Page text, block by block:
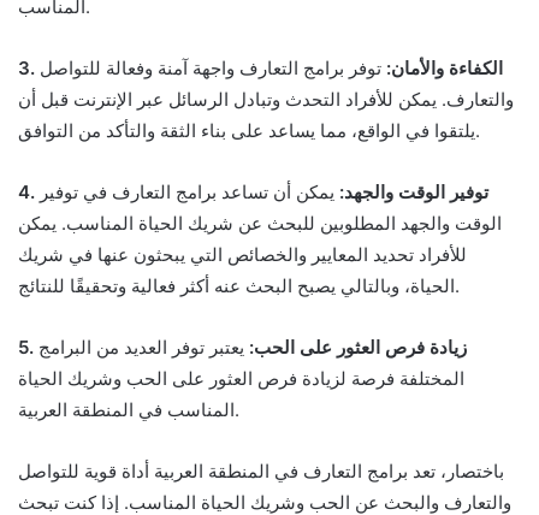
المناسب.
3. الكفاءة والأمان: توفر برامج التعارف واجهة آمنة وفعالة للتواصل
والتعارف. يمكن للأفراد التحدث وتبادل الرسائل عبر الإنترنت قبل أن
يلتقوا في الواقع، مما يساعد على بناء الثقة والتأكد من التوافق.
4. توفير الوقت والجهد: يمكن أن تساعد برامج التعارف في توفير
الوقت والجهد المطلوبين للبحث عن شريك الحياة المناسب. يمكن
للأفراد تحديد المعايير والخصائص التي يبحثون عنها في شريك
الحياة، وبالتالي يصبح البحث عنه أكثر فعالية وتحقيقًا للنتائج.
5. زيادة فرص العثور على الحب: يعتبر توفر العديد من البرامج
المختلفة فرصة لزيادة فرص العثور على الحب وشريك الحياة
المناسب في المنطقة العربية.
باختصار، تعد برامج التعارف في المنطقة العربية أداة قوية للتواصل
والتعارف والبحث عن الحب وشريك الحياة المناسب. إذا كنت تبحث